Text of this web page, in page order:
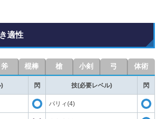
適性
斧 棍棒 槍 小剣 弓 体術
) 閃 技(必要レベル) 閃
パリィ(4)